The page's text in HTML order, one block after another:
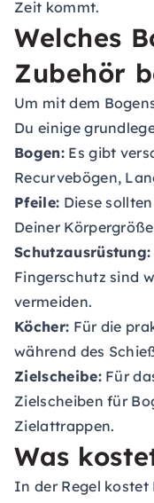
Zeit kommt.
Welches
Zubehör
Um mit dem
Du einige
Bogen:Es gibt
Recurvebögen,
Pfeile: Diese
Deiner
Schutzausrüstung:
Fingerschutz sind
vermeiden.
Köcher: Für die
während des
Zielscheibe:Für
Zielscheiben für
Zielattrappen.
Was
In der Regel kostet